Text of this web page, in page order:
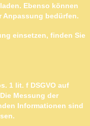
Ebenso können
Anpassung bedürfen.
einsetzen, finden Sie
1 lit. f DSGVO auf
Messung der
Informationen sind